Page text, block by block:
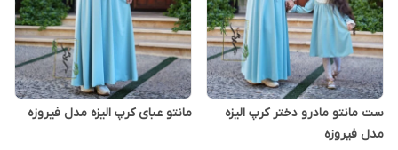
ست مانتو مادرو دختر کرپ الیزه
مدل فیروزه
مانتو عبای کرپ الیزه مدل فیروزه